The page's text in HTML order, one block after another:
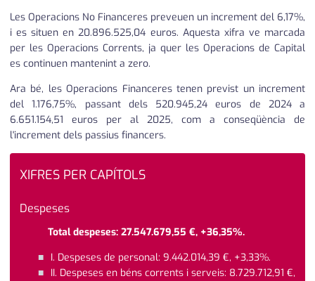
Les Operacions No Financeres preveuen un increment del 6,17%,
i es situen en 20.896.525,04 euros. Aquesta xifra ve marcada
per les Operacions Corrents, ja quer les Operacions de Capital
es continuen mantenint a zero.
Ara bé, les Operacions Financeres tenen previst un increment
del 1.176,75%, passant dels 520.945,24 euros de 2024 a
6.651.154,51 euros per al 2025, com a conseqüència de
l'increment dels passius financers.
XIFRES PER CAPÍTOLS
Despeses
Total despeses: 27.547.679,55 €, +36,35%.
I. Despeses de personal: 9.442.014,39 €, +3,33%.
II. Despeses en béns corrents i serveis: 8.729.712,91 €,